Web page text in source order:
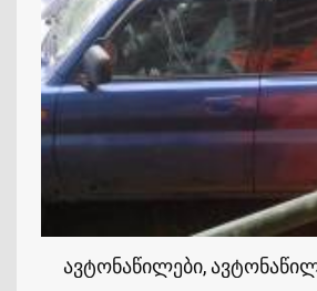
ავტონაწილები,